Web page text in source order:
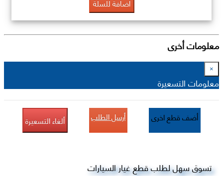
اضافة للسلة
معلومات أخرى
×
معلومات التسعيرة
أضف قطع اخرى أرسل الطلب ألغاء التسعيرة
تسوق سهل لطلب قطع غيار السيارات